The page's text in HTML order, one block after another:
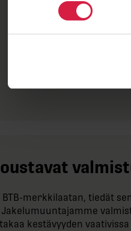
​merkkilaatan, tiedät
kestävyyden vaativissa